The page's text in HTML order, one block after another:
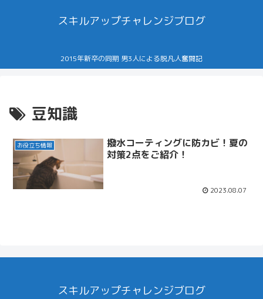
スキルアップチャレンジブログ
2015年新卒の同期 男3人による脱凡人奮闘記
豆知識
お役立ち情報
撥水コーティングに防カビ！夏の
対策2点をご紹介！
2023.08.07
スキルアップチャレンジブログ